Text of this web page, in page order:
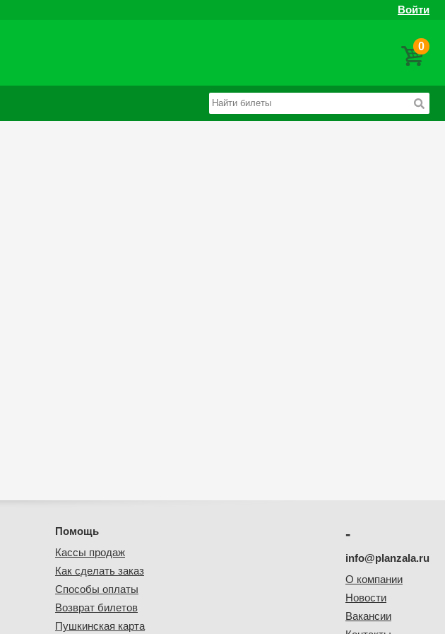
Войти
0
Помощь
Кассы продаж
Как сделать заказ
Способы оплаты
Возврат билетов
Пушкинская карта
-
info@planzala.ru
О компании
Новости
Вакансии